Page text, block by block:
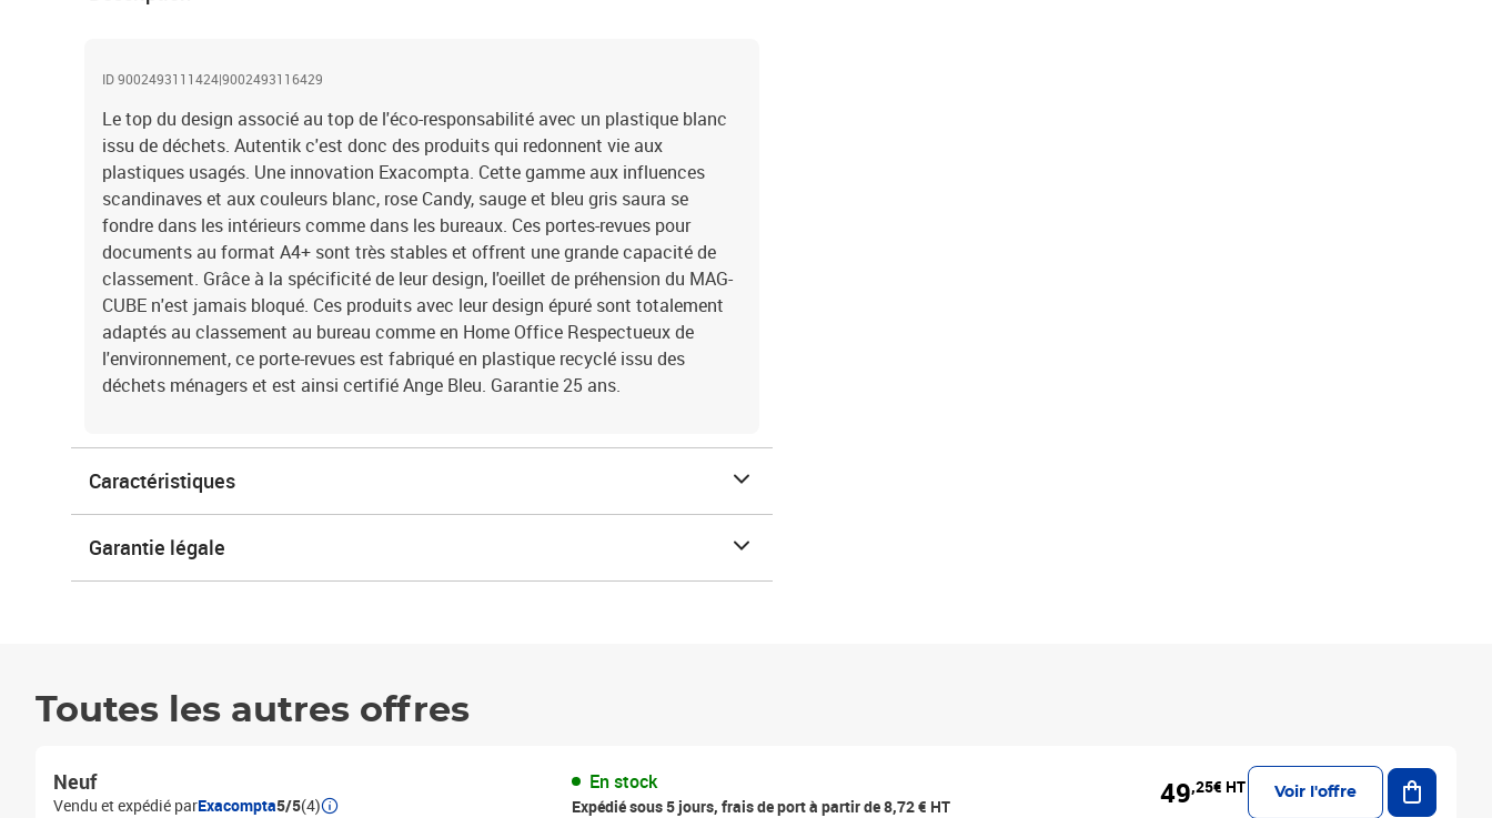
ID 9002493111424|9002493116429
Le top du design associé au top de l'éco-responsabilité avec un plastique blanc
issu de déchets. Autentik c'est donc des produits qui redonnent vie aux
plastiques usagés. Une innovation Exacompta. Cette gamme aux influences
scandinaves et aux couleurs blanc, rose Candy, sauge et bleu gris saura se
fondre dans les intérieurs comme dans les bureaux. Ces portes-revues pour
documents au format A4+ sont très stables et offrent une grande capacité de
classement. Grâce à la spécificité de leur design, l'oeillet de préhension du MAG-
CUBE n'est jamais bloqué. Ces produits avec leur design épuré sont totalement
adaptés au classement au bureau comme en Home Office Respectueux de
l'environnement, ce porte-revues est fabriqué en plastique recyclé issu des
déchets ménagers et est ainsi certifié Ange Bleu. Garantie 25 ans.
Caractéristiques
Garantie légale
Toutes les autres offres
Neuf
Vendu et expédié parExacompta5/5(4)
En stock
Expédié sous 5 jours, frais de port à partir de 8,72 € HT 49,25€ HT Voir l'offre
Ajouter